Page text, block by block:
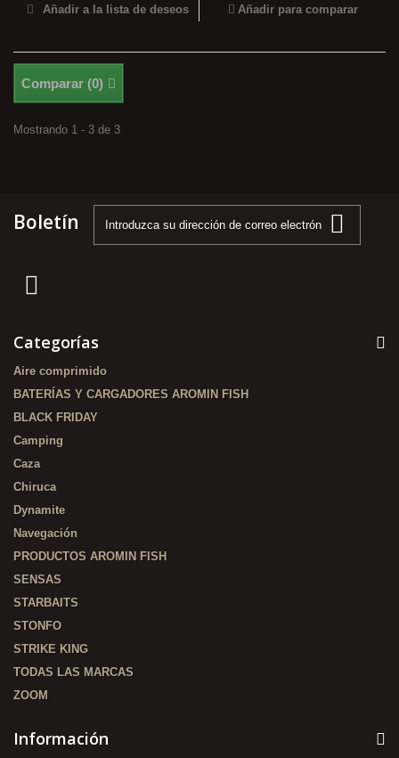
Añadir a la lista de deseos Añadir para comparar
Comparar (0)
Mostrando 1 - 3 de 3
Boletín
Categorías
Aire comprimido
BATERÍAS Y CARGADORES AROMIN FISH
BLACK FRIDAY
Camping
Caza
Chiruca
Dynamite
Navegación
PRODUCTOS AROMIN FISH
SENSAS
STARBAITS
STONFO
STRIKE KING
TODAS LAS MARCAS
ZOOM
Información